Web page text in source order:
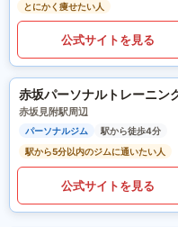
とにかく痩せたい人
公式サイトを見る
赤坂パーソナルトレーニ
赤坂見附駅周辺
パーソナルジム
駅から徒歩4分
駅から5分以内のジムに通いたい人
公式サイトを見る